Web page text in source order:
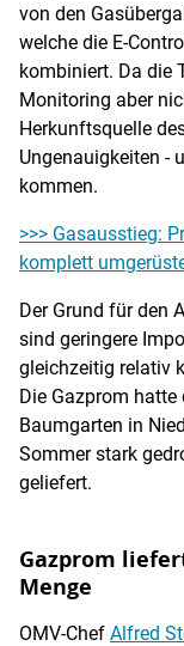
von den
welche die E-
kombiniert. Da die
Monitoring aber
Herkunftsquelle
Ungenauigkeiten -
kommen.
>>> Gasausstieg:
komplett
Der Grund für den
sind geringere
gleichzeitig relativ
Die Gazprom hatte
Baumgarten in
Sommer stark
geliefert.
Gazprom
Menge
OMV-Chef Alfred